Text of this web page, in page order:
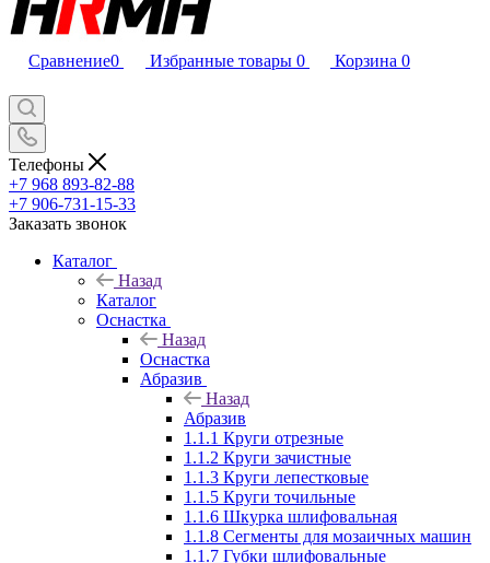
Сравнение0 Избранные товары 0 Корзина 0
Телефоны
+7 968 893-82-88
+7 906-731-15-33
Заказать звонок
Каталог
Назад
Каталог
Оснастка
Назад
Оснастка
Абразив
Назад
Абразив
1.1.1 Круги отрезные
1.1.2 Круги зачистные
1.1.3 Круги лепестковые
1.1.5 Круги точильные
1.1.6 Шкурка шлифовальная
1.1.8 Сегменты для мозаичных машин
1.1.7 Губки шлифовальные